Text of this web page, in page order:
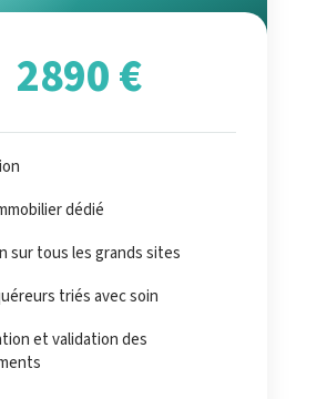
2890 €
dédié
sur tous les grands sites
triés avec soin
et validation des